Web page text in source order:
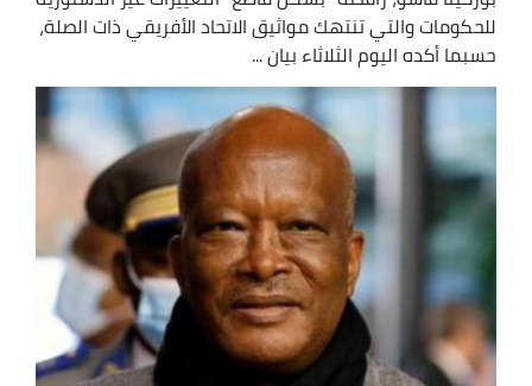
للحكومات والتي تنتهك مواثيق الاتحاد الأفريقي ذات الصلة،
حسبما أكده اليوم الثلاثاء بيان ...